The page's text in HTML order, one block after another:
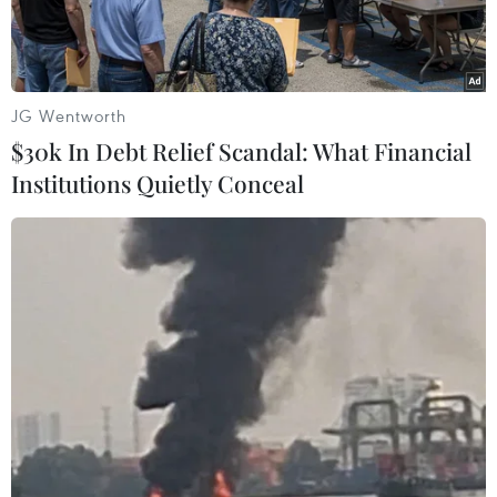
quá cao.
(Ảnh minh họa: Quý Trung/TTXVN)
Năm 2018, Thanh Hóa là tỉnh tiên phong của cả
JG Wentworth
$30k In Debt Relief Scandal: What Financial
Institutions Quietly Conceal